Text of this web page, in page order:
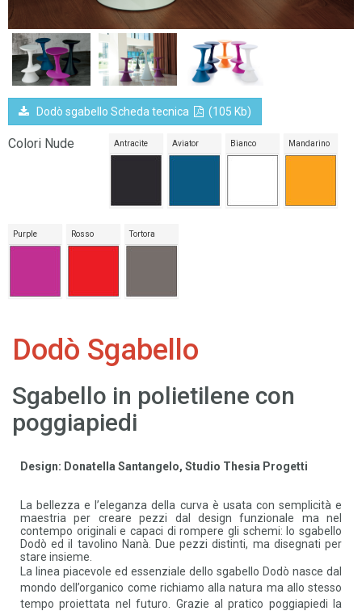
Dodò sgabello Scheda tecnica (105 Kb)
Colori Nude Antracite Aviator Bianco Mandarino
Purple Rosso Tortora
Dodò Sgabello
Sgabello in polietilene con
poggiapiedi
Design: Donatella Santangelo, Studio Thesia Progetti
La bellezza e l’eleganza della curva è usata con semplicità e
maestria per creare pezzi dal design funzionale ma nel
contempo originali e capaci di rompere gli schemi: lo sgabello
Dodò ed il tavolino Nanà. Due pezzi distinti, ma disegnati per
stare insieme.
La linea piacevole ed essenziale dello sgabello Dodò nasce dal
mondo dell’organico come richiamo alla natura ma allo stesso
tempo proiettata nel futuro. Grazie al pratico poggiapiedi la